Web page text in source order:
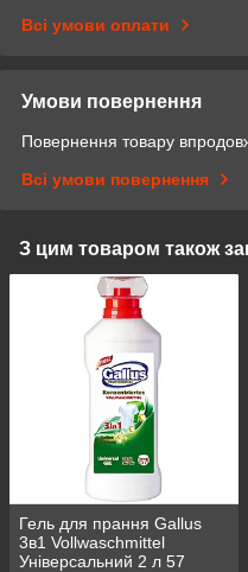
Всі умови оплати
Умови повернення
Повернення товару
Всі умови повернення
З цим товаром також
Гель для прання Gallus
3в1 Vollwaschmittel
Універсальний 2 л 57